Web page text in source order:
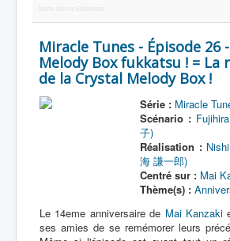
More Joomla Extensions
Miracle Tunes - Épisode 26
Melody Box fukkatsu ! = La
de la Crystal Melody Box !
Série : Miracle
Scénario :
子)
Réalisation :
海 謙一郎)
Centré sur : Mai
Thème(s) :
Le 14eme anniversaire de Mai Kanzaki
ses amies de se remémorer leurs